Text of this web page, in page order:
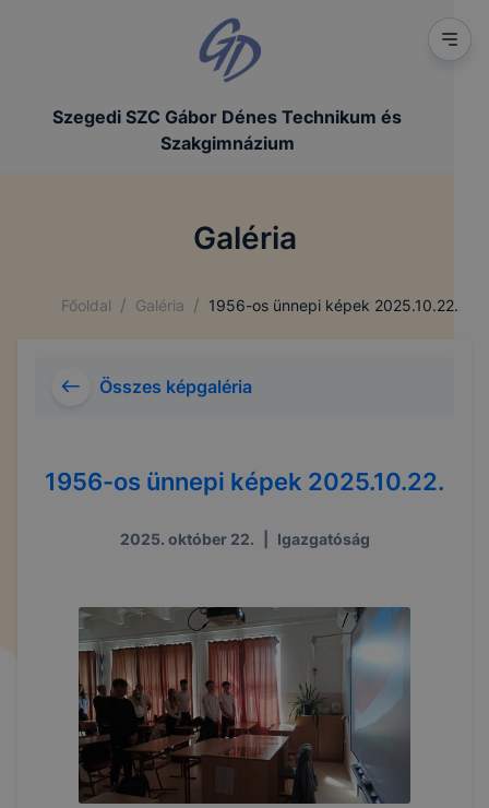
Szegedi SZC Gábor Dénes Technikum és
Szakgimnázium
Galéria
Főoldal / Galéria / 1956-os ünnepi képek 2025.10.22.
Összes képgaléria
1956-os ünnepi képek 2025.10.22.
2025. október 22. Igazgatóság